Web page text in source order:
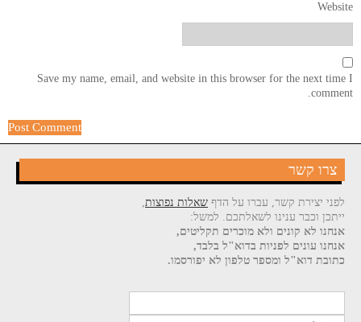
Website
Save my name, email, and website in this browser for the next time I
comment.
צרו קשר
לפני יצירת קשר, עברו על הדף שאלות נפוצות,
ייתכן וכבר ענינו לשאלתכם. למשל:
אנחנו לא קונים ולא מוכרים תקליטים,
אנחנו עונים לפניות בדוא"ל בלבד,
כתובת דוא"ל ומספר טלפון לא יפורסמו.